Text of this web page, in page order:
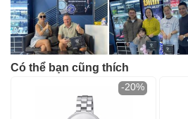
Có thể bạn cũng thích
-20%